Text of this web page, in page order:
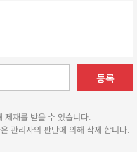
등록
제재를 받을 수 있습니다.
관리자의 판단에 의해 삭제 합니다.